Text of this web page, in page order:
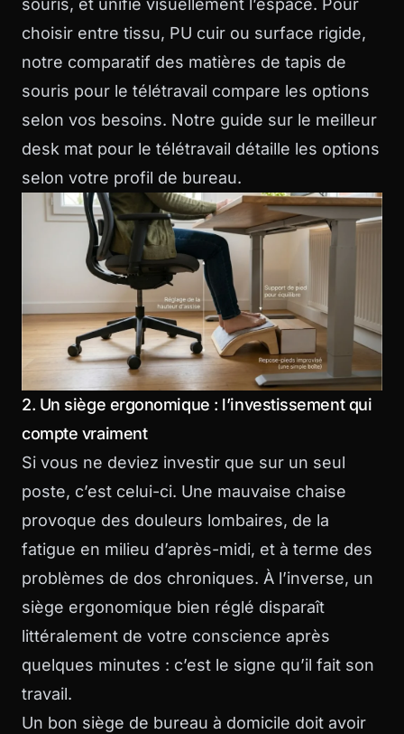
souris, et unifie visuellement l’espace. Pour
choisir entre tissu, PU cuir ou surface rigide,
notre comparatif des matières de tapis de
souris pour le télétravail compare les options
selon vos besoins. Notre guide sur le meilleur
desk mat pour le télétravail détaille les options
selon votre profil de bureau.
2. Un siège ergonomique : l’investissement qui
compte vraiment
Si vous ne deviez investir que sur un seul
poste, c’est celui-ci. Une mauvaise chaise
provoque des douleurs lombaires, de la
fatigue en milieu d’après-midi, et à terme des
problèmes de dos chroniques. À l’inverse, un
siège ergonomique bien réglé disparaît
littéralement de votre conscience après
quelques minutes : c’est le signe qu’il fait son
travail.
Un bon siège de bureau à domicile doit avoir